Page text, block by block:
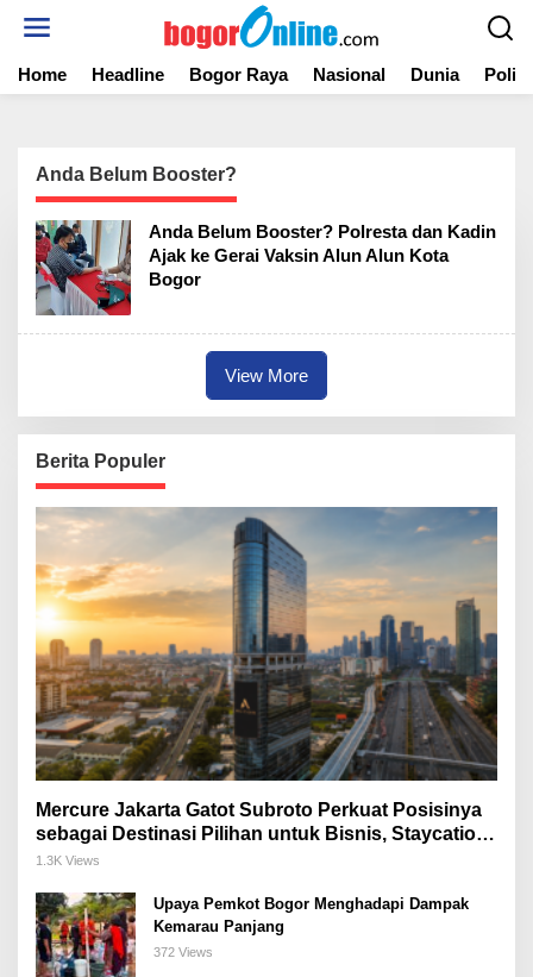
t
Home Headline Bogor Raya Nasional Dunia
Anda Belum Booster?
Anda Belum Booster? Polresta dan Kadin
Ajak ke Gerai Vaksin Alun Alun Kota
Bogor
View More
Berita Populer
Mercure Jakarta Gatot Subroto Perkuat Posisinya
sebagai Destinasi Pilihan untuk Bisnis, Staycation,
Meeting, dan Kuliner di Jakarta Selatan
1.3K Views
Upaya Pemkot Bogor Menghadapi Dampak
Kemarau Panjang
372 Views